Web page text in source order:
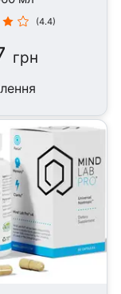
(4.4)
грн